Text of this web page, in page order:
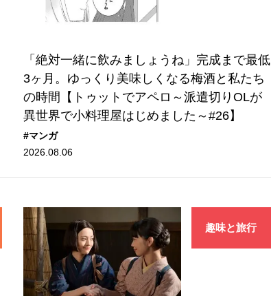
「絶対一緒に飲みましょうね」完成まで最低
3ヶ月。ゆっくり美味しくなる梅酒と私たち
の時間【トゥットでアペロ～派遣切りOLが
異世界で小料理屋はじめました～#26】
#マンガ
2026.08.06
趣味と旅行